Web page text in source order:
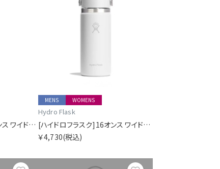
[ハイドロフラスク]16オンス ワイドマウス
MENS WOMENS
Hydro Flask
[ハイドロフラスク]16オンス ワイドマウス
￥4,730(税込)